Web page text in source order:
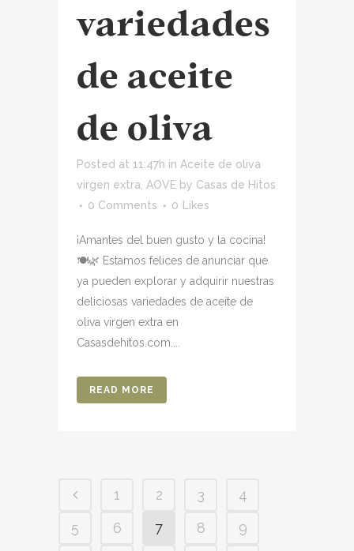
variedades
de aceite
de oliva
Posted at 11:47h in Aceite de oliva
virgen extra AOVE by Casas de Hitos
0 Comments
0 Likes
¡Amantes del buen gusto y la cocina!
🍽️🌿 Estamos felices de anunciar que
ya pueden explorar y adquirir nuestras
deliciosas variedades de aceite de
oliva virgen extra en
Casasdehitos.com....
READ MORE
1 2 3
4
5
6 7 8
9